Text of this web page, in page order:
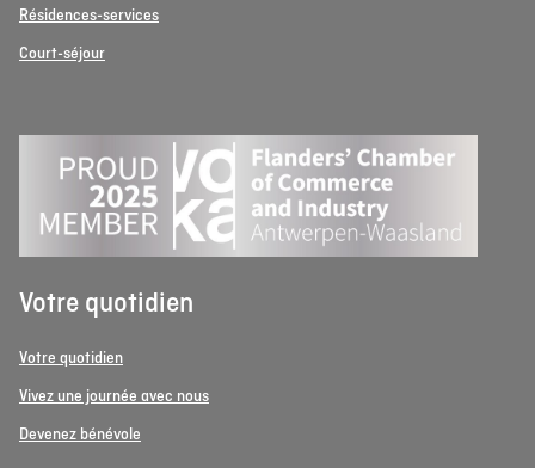
Résidences-services
Court-séjour
Votre quotidien
Votre quotidien
Vivez une journée avec nous
Devenez bénévole